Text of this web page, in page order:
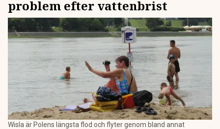
problem efter vattenbrist
Wisla är Polens längsta flod och flyter genom bland annat